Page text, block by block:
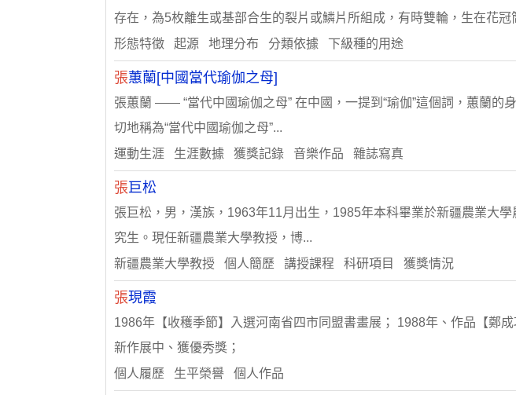
存在，為5枚離生或基部合生的裂片或鱗片所組成，有時雙輪，生在花
形態特徵 起源 地理分布 分類依據 下級種的用途
張蕙蘭[中國當代瑜伽之母]
張蕙蘭 —— “當代中國瑜伽之母” 在中國，一提到“瑜伽”這個詞，蕙蘭的
切地稱為“當代中國瑜伽之母”...
運動生涯 生涯數據 獲獎記錄 音樂作品 雜誌寫真
張巨松
張巨松，男，漢族，1963年11月出生，1985年本科畢業於新疆農業大
究生。現任新疆農業大學教授，博...
新疆農業大學教授 個人簡歷 講授課程 科研項目 獲獎情況
張現霞
1986年【收穫季節】入選河南省四市同盟書畫展； 1988年、作品【鄭
新作展中、獲優秀獎；
個人履歷 生平榮譽 個人作品